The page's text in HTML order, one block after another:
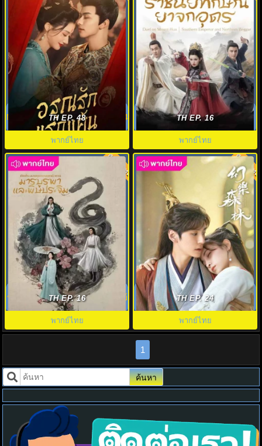
อรุณรักแรกแค้น (2025) In the
Name of Dawn พากย์ไทย EP.1-24
TH EP. 48
พากย์ไทย
มังกรหยก ภาคราชันทักษิณและ
ยาจกอุดร พากย์ไทย EP.1-8 (จบ)
TH EP. 16
พากย์ไทย
มังกรหยก ภาคมารบูรพาและพิษ
ประจิม Duel on Mount Hua พากย์
ไทย
8.0 พากย์ไทย
TH EP. 16
พากย์ไทย
คีตาพานพบ พากย์ไทย (2024)
Echo of Her Voice EP.1-24
7.0 พากย์ไทย
TH EP. 24
พากย์ไทย
1
ค้นหา